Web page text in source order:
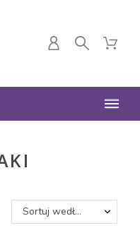
Sortuj według: Nazwa, A do Z